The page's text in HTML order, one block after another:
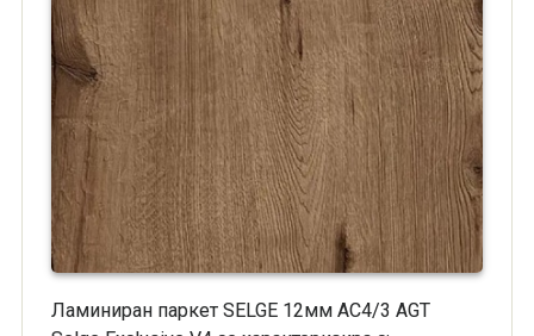
Ламиниран паркет SELGE 12мм AC4/3 AGT